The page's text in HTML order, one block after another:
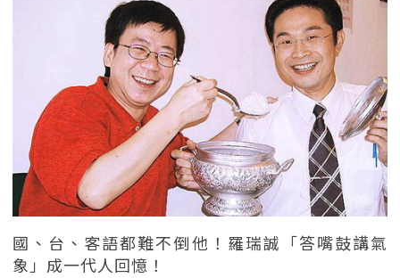
國、台、客語都難不倒他！羅瑞誠「答嘴鼓講氣
象」成一代人回憶！